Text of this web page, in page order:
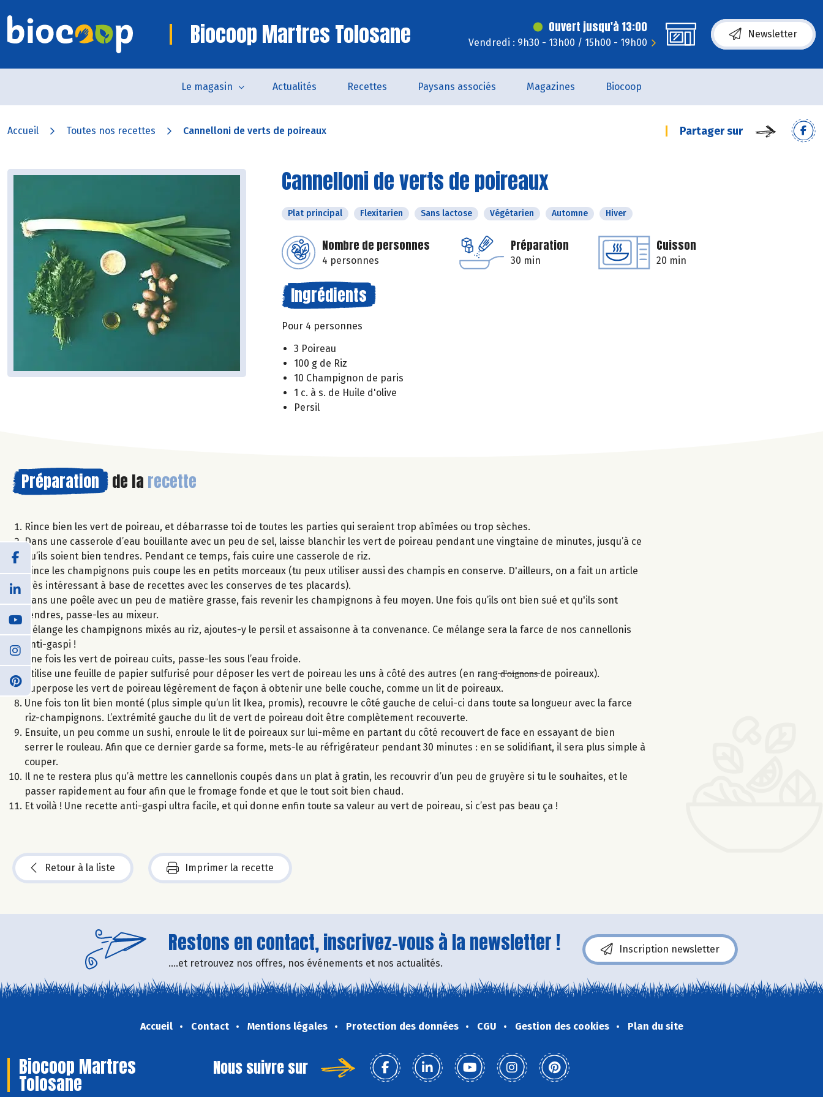
Biocoop Martres Tolosane Ouvert jusqu'à 13:00
Vendredi : 9h30 - 13h00 / 15h00 - 19h00
Newsletter
Le magasin Actualités Recettes Paysans associés Magazines Biocoop
Accueil Toutes nos recettes Cannelloni de verts de poireaux Partager sur
Cannelloni de verts de poireaux
Plat principal Flexitarien Sans lactose Végétarien Automne Hiver
Nombre de personnes
4 personnes
Préparation
30 min
Cuisson
20 min
Ingrédients
Pour 4 personnes
3 Poireau
100 g de Riz
10 Champignon de paris
1 c. à s. de Huile d'olive
Persil
Préparation de la recette
Rince bien les vert de poireau, et débarrasse toi de toutes les parties qui seraient trop abîmées ou trop sèches.
Dans une casserole d’eau bouillante avec un peu de sel, laisse blanchir les vert de poireau pendant une vingtaine de minutes, jusqu’à ce
qu’ils soient bien tendres. Pendant ce temps, fais cuire une casserole de riz.
Rince les champignons puis coupe les en petits morceaux (tu peux utiliser aussi des champis en conserve. D'ailleurs, on a fait un article
très intéressant à base de recettes avec les conserves de tes placards).
Dans une poêle avec un peu de matière grasse, fais revenir les champignons à feu moyen. Une fois qu’ils ont bien sué et qu'ils sont
tendres, passe-les au mixeur.
Mélange les champignons mixés au riz, ajoutes-y le persil et assaisonne à ta convenance. Ce mélange sera la farce de nos cannellonis
anti-gaspi !
Une fois les vert de poireau cuits, passe-les sous l’eau froide.
Utilise une feuille de papier sulfurisé pour déposer les vert de poireau les uns à côté des autres (en rang ̶d̶'̶o̶i̶g̶n̶o̶n̶s̶ de poireaux).
Superpose les vert de poireau légèrement de façon à obtenir une belle couche, comme un lit de poireaux.
Une fois ton lit bien monté (plus simple qu’un lit Ikea, promis), recouvre le côté gauche de celui-ci dans toute sa longueur avec la farce
riz-champignons. L’extrémité gauche du lit de vert de poireau doit être complètement recouverte.
Ensuite, un peu comme un sushi, enroule le lit de poireaux sur lui-même en partant du côté recouvert de face en essayant de bien
serrer le rouleau. Afin que ce dernier garde sa forme, mets-le au réfrigérateur pendant 30 minutes : en se solidifiant, il sera plus simple à
couper.
Il ne te restera plus qu’à mettre les cannellonis coupés dans un plat à gratin, les recouvrir d’un peu de gruyère si tu le souhaites, et le
passer rapidement au four afin que le fromage fonde et que le tout soit bien chaud.
Et voilà ! Une recette anti-gaspi ultra facile, et qui donne enfin toute sa valeur au vert de poireau, si c’est pas beau ça !
Retour à la liste Imprimer la recette
Restons en contact, inscrivez-vous à la newsletter !
....et retrouvez nos offres, nos événements et nos actualités.
Inscription newsletter
Accueil Contact Mentions légales Protection des données CGU Gestion des cookies Plan du site
Biocoop Martres
Tolosane
Nous suivre sur